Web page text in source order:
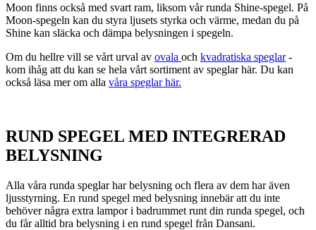
Moon finns också med svart ram, liksom vår runda Shine-spegel. På
Moon-spegeln kan du styra ljusets styrka och värme, medan du på
Shine kan släcka och dämpa belysningen i spegeln.
Om du hellre vill se vårt urval av ovala och kvadratiska speglar-
kom ihåg att du kan se hela vårt sortiment av speglar här. Du kan
också läsa mer om alla våra speglar här.
RUND SPEGEL MED INTEGRERAD
BELYSNING
Alla våra runda speglar har belysning och flera av dem har även
ljusstyrning. En rund spegel med belysning innebär att du inte
behöver några extra lampor i badrummet runt din runda spegel, och
du får alltid bra belysning i en rund spegel från Dansani.